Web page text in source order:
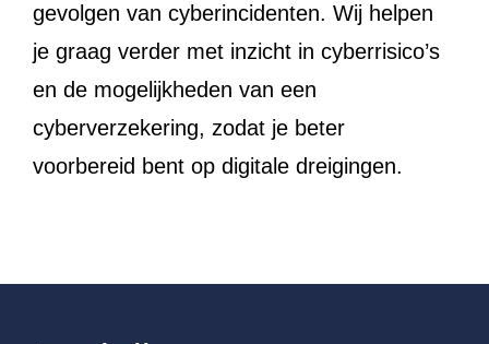
gevolgen van cyberincidenten. Wij helpen
je graag verder met inzicht in cyberrisico’s
en de mogelijkheden van een
cyberverzekering, zodat je beter
voorbereid bent op digitale dreigingen.